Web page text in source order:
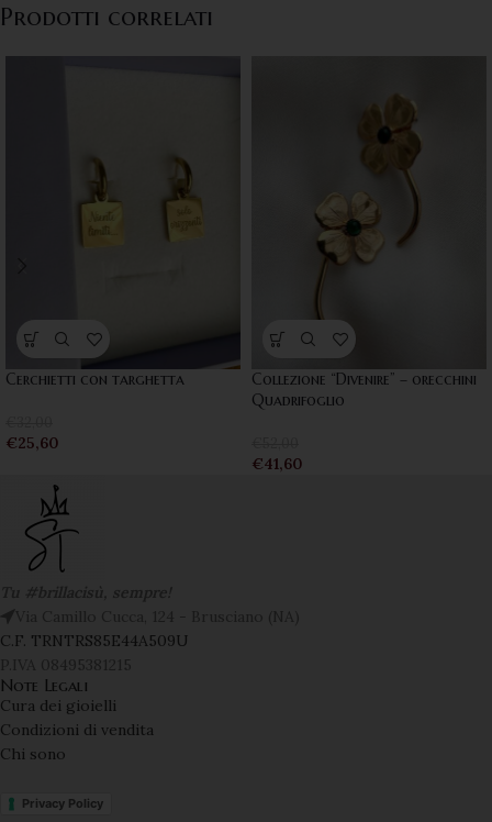
Prodotti correlati
Cerchietti con targhetta
€25,60
Collezione “Divenire” – orecchini
Quadrifoglio
€41,60
C.F. TRNTRS85E44A509U
Note Legali
Cura dei gioielli
Condizioni di vendita
Chi sono
Privacy Policy